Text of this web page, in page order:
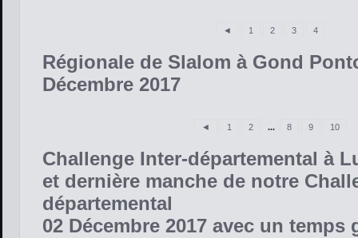
◄ 1 2 3 4
Régionale de Slalom à Gond
Décembre 2017
◄ 1 2 ... 8 9 10
Challenge Inter-départemental à
et dernière manche de notre
départemental
02 Décembre 2017 avec un temps